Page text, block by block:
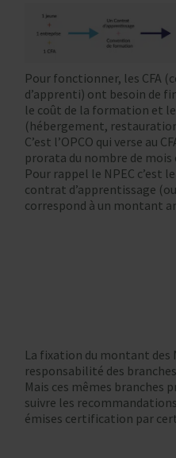
Pour fonctionner, les CFA
d’apprenti) ont besoin de
le coût de la formation et
(hébergement,
C’est l’OPCO qui verse au
prorata du nombre de mois
Pour rappel le NPEC c’est
contrat d’apprentissage
correspond à un montant
La fixation du montant des
responsabilité des
Mais ces mêmes branches
suivre les
émises certification par